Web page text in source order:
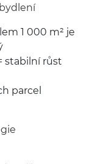
1 000 m² je
stabilní růst
parcel